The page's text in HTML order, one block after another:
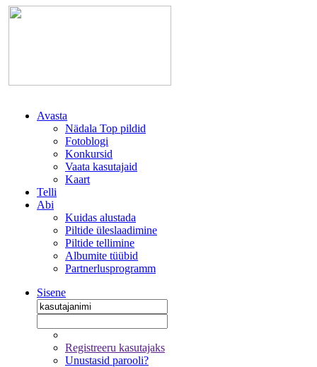
Avasta
Nädala Top pildid
Fotoblogi
Konkursid
Vaata kasutajaid
Kaart
Telli
Abi
Kuidas alustada
Piltide üleslaadimine
Piltide tellimine
Albumite tüübid
Partnerlusprogramm
Sisene
Registreeru kasutajaks
Unustasid parooli?